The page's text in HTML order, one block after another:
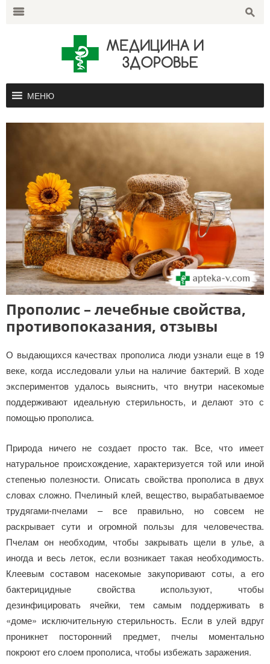
for: s
m
МЕНЮ
Прополис – лечебные свойства,
противопоказания, отзывы
О выдающихся качествах прополиса люди узнали еще в 19
веке, когда исследовали ульи на наличие бактерий. В ходе
экспериментов удалось выяснить, что внутри насекомые
поддерживают идеальную стерильность, и делают это с
помощью прополиса.
Природа ничего не создает просто так. Все, что имеет
натуральное происхождение, характеризуется той или иной
степенью полезности. Описать свойства прополиса в двух
словах сложно. Пчелиный клей, вещество, вырабатываемое
трудягами-пчелами – все правильно, но совсем не
раскрывает сути и огромной пользы для человечества.
Пчелам он необходим, чтобы закрывать щели в улье, а
иногда и весь леток, если возникает такая необходимость.
Клеевым составом насекомые закупоривают соты, а его
бактерицидные свойства используют, чтобы
дезинфицировать ячейки, тем самым поддерживать в
«доме» исключительную стерильность. Если в улей вдруг
проникнет посторонний предмет, пчелы моментально
покроют его слоем прополиса, чтобы избежать заражения.